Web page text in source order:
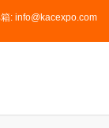
: info@kacexpo.com